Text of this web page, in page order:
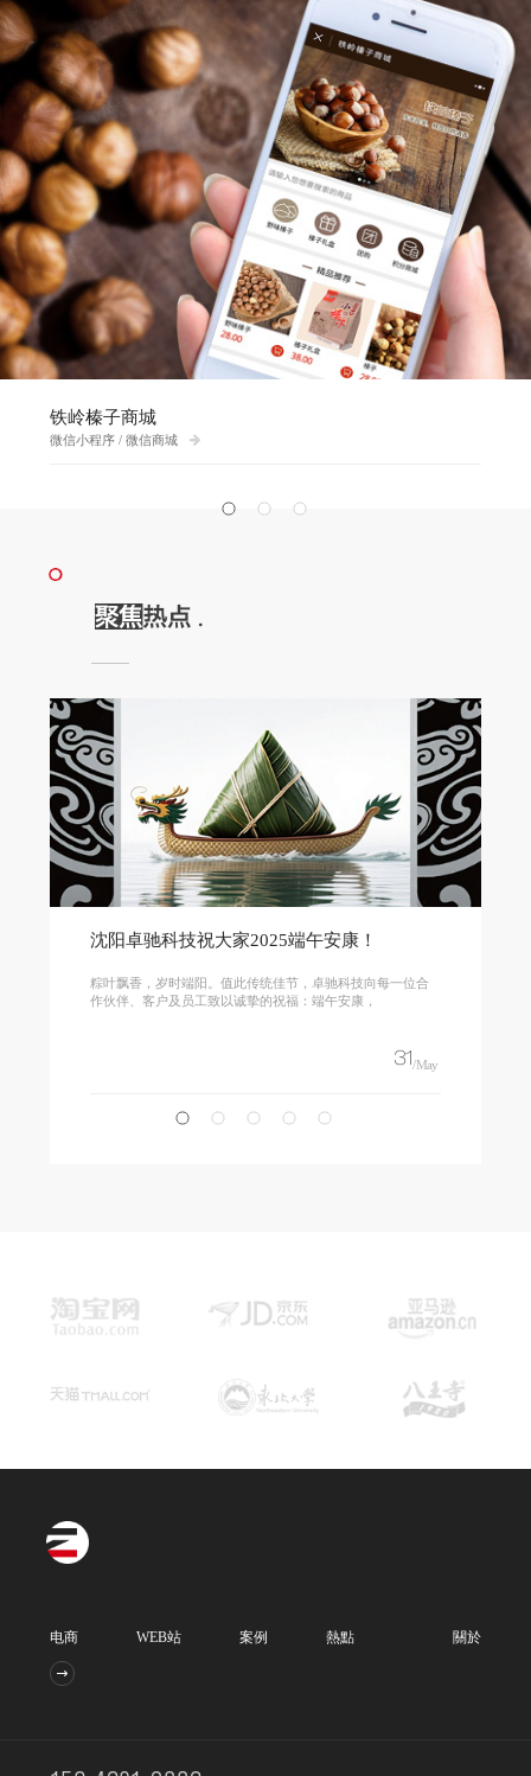
铁岭榛子商城
微信小程序 / 微信商城
沈阳卓驰科技祝大家2025端午安康！
粽叶飘香，岁时端阳。值此传统佳节，卓驰科技向每一位合
作伙伴、客户及员工致以诚挚的祝福：端午安康，
/May
31
电商 WEB站 案例 熱點 關於